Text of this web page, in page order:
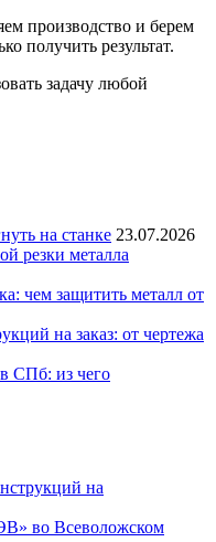
производство и берем
получить результат.
задачу любой
на станке 23.07.2026
резки металла
чем защитить металл от
на заказ: от чертежа
СПб: из чего
на
во Всеволожском